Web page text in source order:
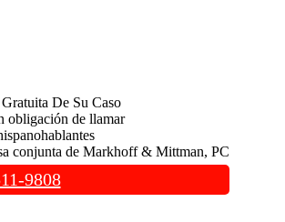
De Su Caso
obligación de llamar
conjunta de Markhoff & Mittman, PC
9808